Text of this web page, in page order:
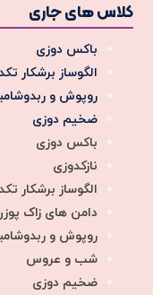
کلاس های جاری
باکس دوزی
الگوساز برشکار تکدوز
روپوش و ربدوشامبر
ضخیم دوزی
باکس دوزی
نازکدوزی
الگوساز برشکار تکدوز
دامن های زاک پوزن
روپوش و ربدوشامبر
شب و عروس
ضخیم دوزی